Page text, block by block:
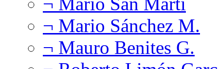
¬ Mario Sánchez M.
¬ Mauro Benites G.